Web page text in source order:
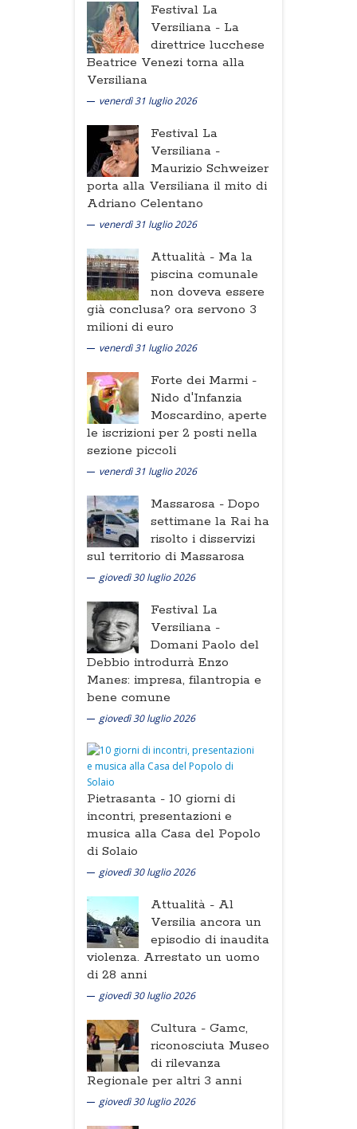
Festival La
Versiliana - La
direttrice lucchese
Beatrice Venezi torna alla
Versiliana
venerdì 31 luglio 2026
Festival La
Versiliana -
Maurizio Schweizer
porta alla Versiliana il mito di
Adriano Celentano
venerdì 31 luglio 2026
Attualità - Ma la
piscina comunale
non doveva essere
già conclusa? ora servono 3
milioni di euro
venerdì 31 luglio 2026
Forte dei Marmi -
Nido d'Infanzia
Moscardino, aperte
le iscrizioni per 2 posti nella
sezione piccoli
venerdì 31 luglio 2026
Massarosa - Dopo
settimane la Rai ha
risolto i disservizi
sul territorio di Massarosa
giovedì 30 luglio 2026
Festival La
Versiliana -
Domani Paolo del
Debbio introdurrà Enzo
Manes: impresa, filantropia e
bene comune
giovedì 30 luglio 2026
Pietrasanta - 10 giorni di
incontri, presentazioni e
musica alla Casa del Popolo
di Solaio
giovedì 30 luglio 2026
Attualità - Al
Versilia ancora un
episodio di inaudita
violenza. Arrestato un uomo
di 28 anni
giovedì 30 luglio 2026
Cultura - Gamc,
riconosciuta Museo
di rilevanza
Regionale per altri 3 anni
giovedì 30 luglio 2026